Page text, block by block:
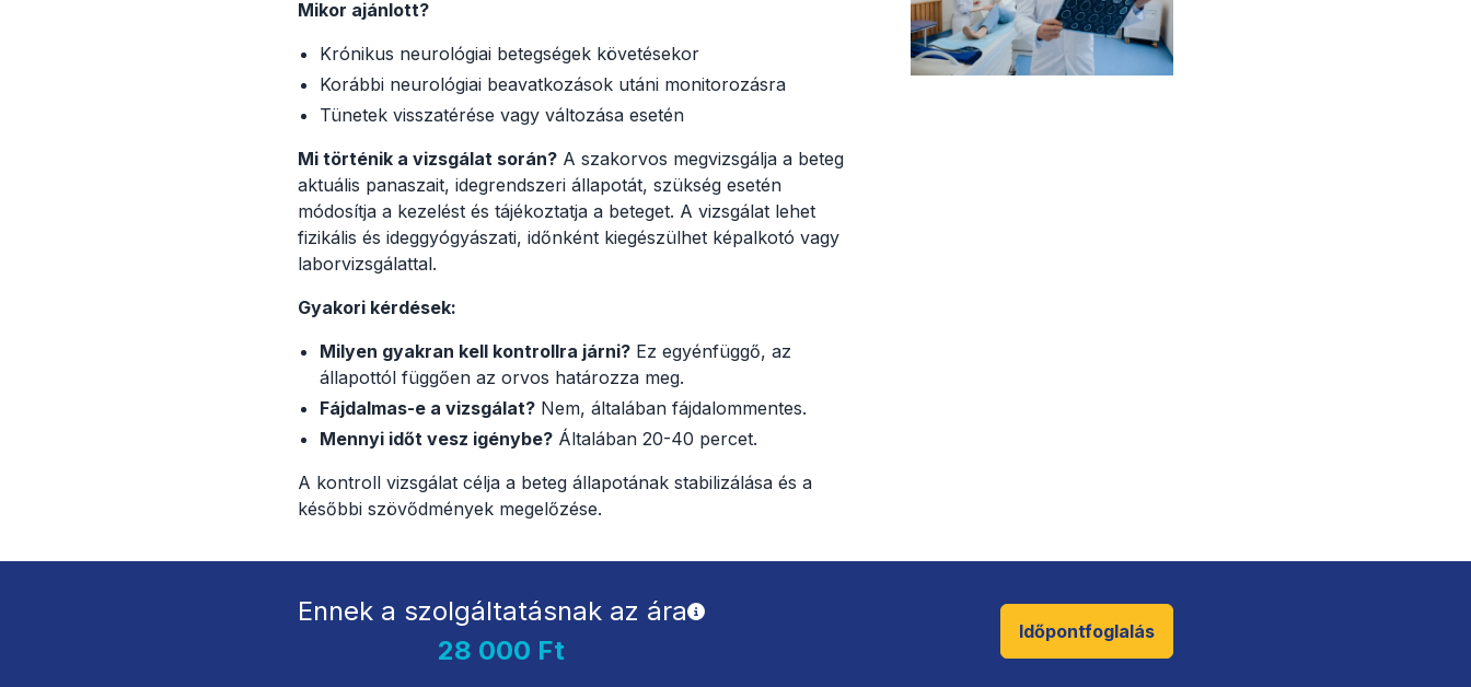
Mikor ajánlott?
Krónikus neurológiai betegségek követésekor
Korábbi neurológiai beavatkozások utáni monitorozásra
Tünetek visszatérése vagy változása esetén
Mi történik a vizsgálat során? A szakorvos megvizsgálja a beteg
aktuális panaszait, idegrendszeri állapotát, szükség esetén
módosítja a kezelést és tájékoztatja a beteget. A vizsgálat lehet
fizikális és ideggyógyászati, időnként kiegészülhet képalkotó vagy
laborvizsgálattal.
Gyakori kérdések:
Milyen gyakran kell kontrollra járni? Ez egyénfüggő, az
állapottól függően az orvos határozza meg.
Fájdalmas-e a vizsgálat? Nem, általában fájdalommentes.
Mennyi időt vesz igénybe? Általában 20-40 percet.
A kontroll vizsgálat célja a beteg állapotának stabilizálása és a
későbbi szövődmények megelőzése.
Ennek a szolgáltatásnak az ára
28 000 Ft
Időpontfoglalás